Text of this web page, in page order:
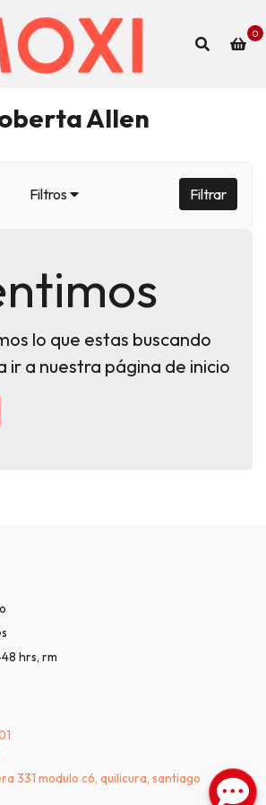
0
Allen
Filtros Filtrar
lo que estas buscando
ir a nuestra página de inicio
hrs, rm
331 modulo c6, quilicura, santiago